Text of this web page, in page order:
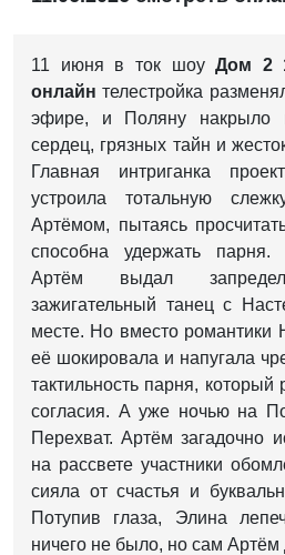
11 июня в ток шоуДом 2
онлайнтелестройка
эфире, и Поляну накрыло
сердец, грязных тайн и
Главная интриганка
устроила тотальную
Артёмом, пытаясь
способна удержать парня.
Артём выдал
зажигательный танец с
месте. Но вместо романтики
её шокировала и напугала
тактильность парня, который
согласия. А уже ночью на
Перехват. Артём загадочно
на рассвете участники
сияла от счастья и
Потупив глаза, Элина
ничего не было, но сам